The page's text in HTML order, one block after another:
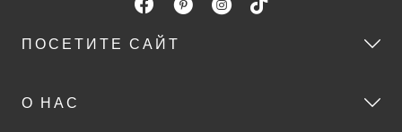
ПОСЕТИТЕ САЙТ
О НАС